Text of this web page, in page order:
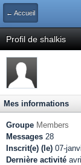
← Accueil
Profil de shalkis
Mes informations
Groupe Members
Messages 28
Inscrit(e) (le) 07-
Dernière activité